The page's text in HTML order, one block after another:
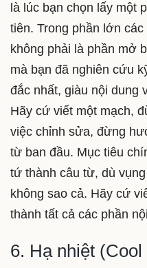
là lúc bạn chọn lấy một
tiên. Trong phần lớn
không phải là phần mở
mà bạn đã nghiên cứu
đắc nhất, giàu nội dung
Hãy cứ viết một mạch,
việc chỉnh sửa, đừng
từ ban đầu. Mục tiêu
tứ thành câu từ, dù
không sao cả. Hãy cứ
thành tất cả các phần
6. Hạ nhiệt (Cool